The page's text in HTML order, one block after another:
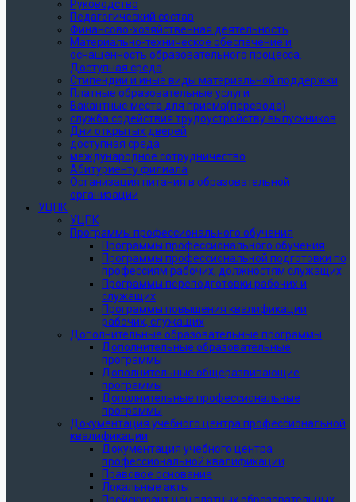
Руководство
Педагогический состав
Финансово-хозяйственная деятельность
Материально-техническое обеспечение и
оснащенность образовательного процесса.
Доступная среда
Стипендии и иные виды материальной поддержки
Платные образовательные услуги
Вакантные места для приема(перевода)
служба содействия трудоустройству выпускников
Дни открытых дверей
доступная среда
международное сотрудничество
Абитуриенту филиала
Организация питания в образовательной
организации
УЦПК
УЦПК
Программы профессионального обучения
Программы профессионального обучения
Программы профессиональной подготовки по
профессиям рабочих, должностям служащих
Программы переподготовки рабочих и
служащих
Программы повышения квалификации
рабочих, служащих
Дополнительные образовательные программы
Дополнительные образовательные
программы
Дополнительные общеразвивающие
программы
Дополнительные профессиональные
программы
Документация учебного центра профессиональной
квалификации
Документация учебного центра
профессиональной квалификации
Правовое основание
Локальные акты